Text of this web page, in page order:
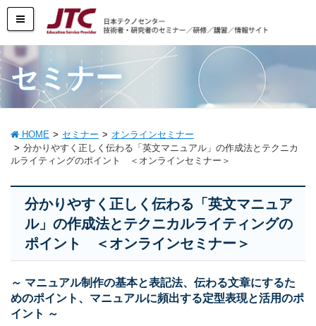
セミナー
HOME セミナー
オンラインセミナー
分かりやすく正しく伝わる「英文マニュアル」の作成法とテクニカ
ルライティングのポイント ＜オンラインセミナー＞
分かりやすく正しく伝わる「英文マニュア
ル」の作成法とテクニカルライティングの
ポイント ＜オンラインセミナー＞
～ マニュアル制作の基本と表記法、伝わる文章にするた
めのポイント、マニュアルに頻出する定型表現と活用のポ
イント ～